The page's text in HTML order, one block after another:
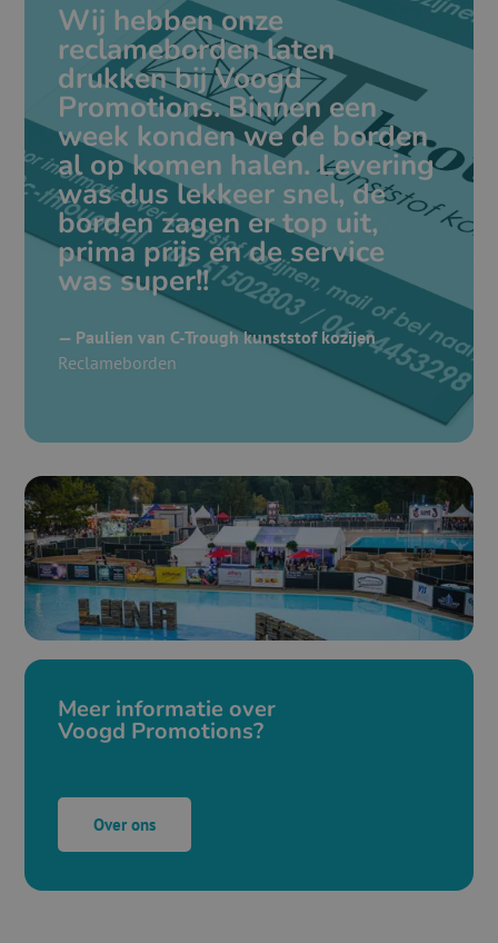
Wij hebben onze
reclameborden laten
drukken bij Voogd
Promotions. Binnen een
week konden we de borden
al op komen halen. Levering
was dus lekkeer snel, de
borden zagen er top uit,
prima prijs en de service
was super!!
— Paulien van C-Trough kunststof kozijen
Reclameborden
Meer informatie over
Voogd Promotions?
Over ons